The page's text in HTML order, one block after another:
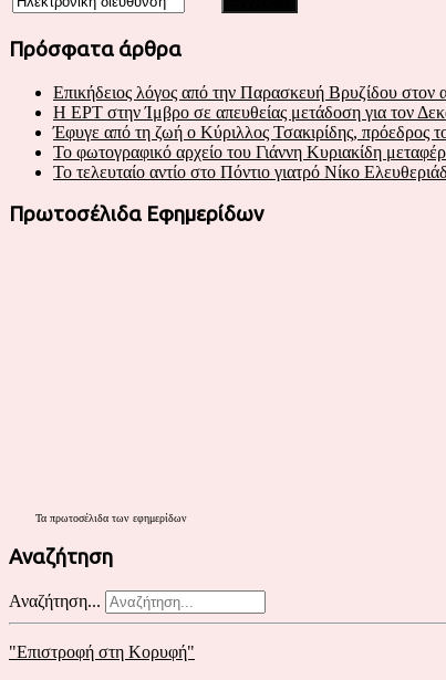
Πρόσφατα άρθρα
Επικήδειος λόγος από την Παρασκευή Βρυζίδου στον
Η ΕΡΤ στην Ίμβρο σε απευθείας μετάδοση για τον
Έφυγε από τη ζωή ο Κύριλλος Τσακιρίδης, πρόεδρος
Το φωτογραφικό αρχείο του Γιάννη Κυριακίδη
Το τελευταίο αντίο στο Πόντιο γιατρό Νίκο
Πρωτοσέλιδα Εφημερίδων
Τα πρωτοσέλιδα των εφημερίδων
Αναζήτηση
Αναζήτηση...
"Επιστροφή στη Κορυφή"